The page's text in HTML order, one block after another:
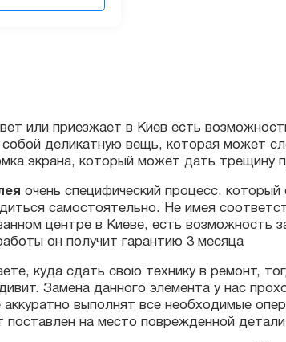
деликатную вещь, которая может
очень специфический процесс, который
самостоятельно. Не имея
центре в Киеве, есть возможность
он получит гарантию 3 месяца
куда сдать свою технику в ремонт,
Замена данного элемента у нас
выполнят все необходимые
мы предлагаем поставить на ваш айфон
заинтересованы в установкеоригинальной
проконсультирует по всем возможным